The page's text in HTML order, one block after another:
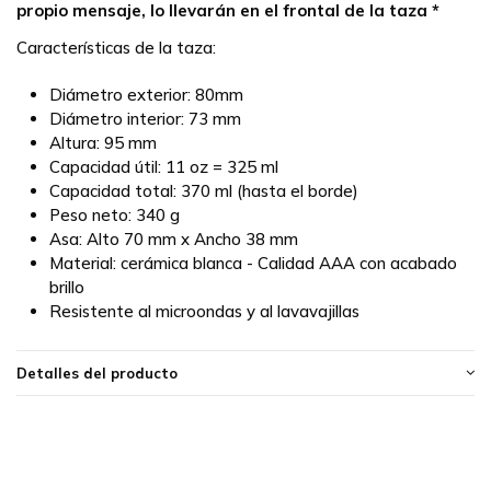
propio mensaje, lo llevarán en el frontal de la taza *
Características de la taza:
Diámetro exterior: 80mm
Diámetro interior: 73 mm
Altura: 95 mm
Capacidad útil: 11 oz = 325 ml
Capacidad total: 370 ml (hasta el borde)
Peso neto: 340 g
Asa: Alto 70 mm x Ancho 38 mm
Material: cerámica blanca - Calidad AAA con acabado
brillo
Resistente al microondas y al lavavajillas
Detalles del producto